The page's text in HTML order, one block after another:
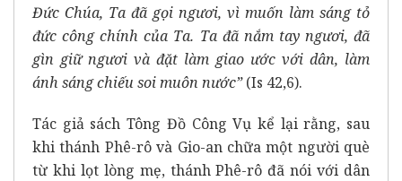
Đức Chúa, Ta đã gọi ngươi, vì muốn làm sáng tỏ
đức công chính của Ta. Ta đã nắm tay ngươi, đã
gìn giữ ngươi và đặt làm giao ước với dân, làm
ánh sáng chiếu soi muôn nước”(Is 42,6).
Tác giả sách Tông Đồ Công Vụ kể lại rằng, sau
khi thánh Phê-rô và Gio-an chữa một người què
từ khi lọt lòng mẹ, thánh Phê-rô đã nói với dân